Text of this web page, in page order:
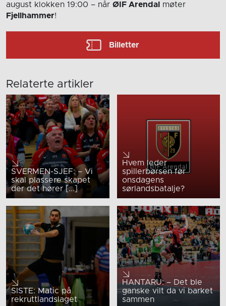
august klokken 19:00 – når ØIF Arendal
møter
Fjellhammer!
Billetter
Relaterte artikler
SVERMEN-SJEF: – Vi
skal plassere skapet
der det hører [...]
Hvem leder
spillerbørsen før
onsdagens
sørlandsbatalje?
SISTE: Matic på
rekruttlandslaget
HANTARU: – Det ble
ganske vilt da vi barket
sammen